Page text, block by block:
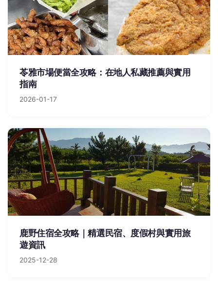
苓雅市場便當全攻略：在地人私藏推薦與實用
指南
2026-01-17
鹿野住宿全攻略｜精選民宿、度假村與實用旅
遊資訊
2025-12-28